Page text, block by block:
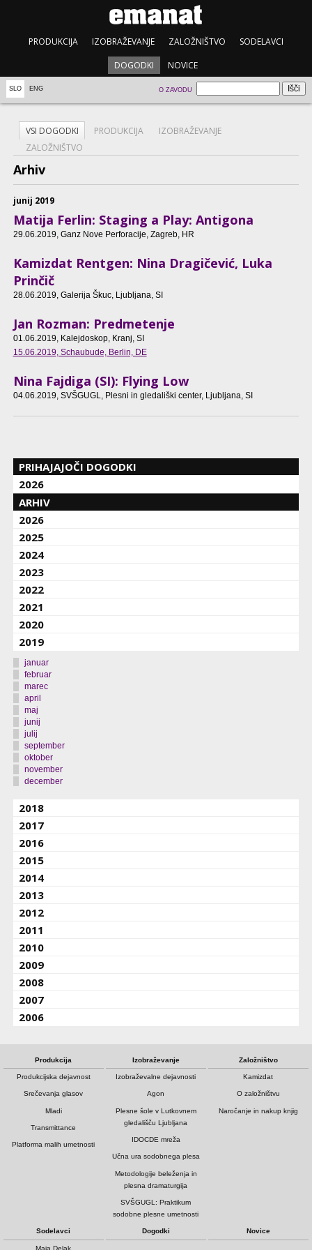
PRODUKCIJA IZOBRAŽEVANJE ZALOŽNIŠTVO SODELAVCI
DOGODKI NOVICE
SLO ENG O ZAVODU
VSI DOGODKI PRODUKCIJA
IZOBRAŽEVANJE
ZALOŽNIŠTVO
Arhiv
junij 2019
Matija Ferlin: Staging a Play: Antigona
29.06.2019 , Ganz Nove Perforacije, Zagreb, HR
Kamizdat Rentgen: Nina Dragičević, Luka
Prinčič
28.06.2019, Galerija Škuc, Ljubljana, SI
Jan Rozman: Predmetenje
01.06.2019, Kalejdoskop, Kranj, SI
15.06.2019, Schaubude, Berlin, DE
Nina Fajdiga (SI): Flying Low
04.06.2019, SVŠGUGL, Plesni in gledališki center, Ljubljana, SI
PRIHAJAJOČI DOGODKI
2026
ARHIV
2026
2025
2024
2023
2022
2021
2020
2019
januar
februar
marec
april
maj
junij
julij
september
oktober
november
december
2018
2017
2016
2015
2014
2013
2012
2011
2010
2009
2008
2007
2006
Produkcija
Produkcijska dejavnost
Srečevanja glasov
Mladi
Transmittance
Platforma malih umetnosti
Izobraževanje
Izobraževalne dejavnosti
Agon
Plesne šole v Lutkovnem
gledališču Ljubljana
IDOCDE mreža
Učna ura sodobnega plesa
Metodologije beleženja in
plesna dramaturgija
SVŠGUGL: Praktikum
sodobne plesne umetnosti
Založništvo
Kamizdat
O založništvu
Naročanje in nakup knjig
Sodelavci
Maja Delak
Dogodki Novice